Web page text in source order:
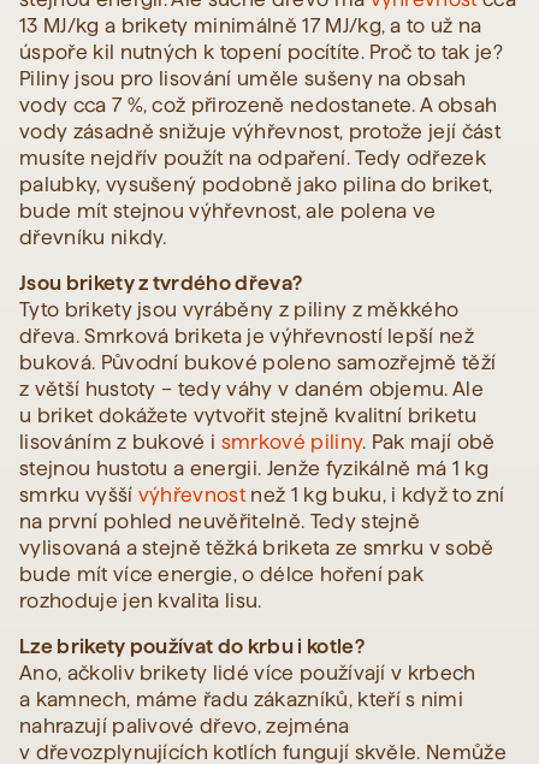
13 MJ/kg a brikety minimálně 17 MJ/kg, a to už na
úspoře kil nutných k topení pocítíte. Proč to tak je?
Piliny jsou pro lisování uměle sušeny na obsah
vody cca 7 %, což přirozeně nedostanete. A obsah
vody zásadně snižuje výhřevnost, protože její část
musíte nejdřív použít na odpaření. Tedy odřezek
palubky, vysušený podobně jako pilina do briket,
bude mít stejnou výhřevnost, ale polena ve
dřevníku nikdy.
Jsou brikety z tvrdého dřeva?
Tyto brikety jsou vyráběny z piliny z měkkého
dřeva. Smrková briketa je výhřevností lepší než
buková. Původní bukové poleno samozřejmě těží
z větší hustoty – tedy váhy v daném objemu. Ale
u briket dokážete vytvořit stejně kvalitní briketu
lisováním z bukové i smrkové piliny. Pak mají obě
stejnou hustotu a energii. Jenže fyzikálně má 1 kg
smrku vyšší výhřevnost než 1 kg buku, i když to zní
na první pohled neuvěřitelně. Tedy stejně
vylisovaná a stejně těžká briketa ze smrku v sobě
bude mít více energie, o délce hoření pak
rozhoduje jen kvalita lisu.
Lze brikety používat do krbu i kotle?
Ano, ačkoliv brikety lidé více používají v krbech
a kamnech, máme řadu zákazníků, kteří s nimi
nahrazují palivové dřevo, zejména
v dřevozplynujících kotlích fungují skvěle. Nemůže